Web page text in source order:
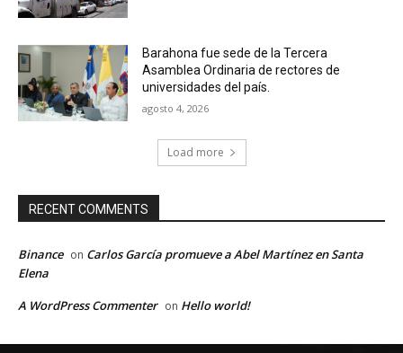
Barahona fue sede de la Tercera
Asamblea Ordinaria de rectores de
universidades del país.
agosto 4, 2026
Load more
RECENT COMMENTS
Binance on Carlos García promueve a Abel Martínez en Santa
Elena
A WordPress Commenter on Hello world!